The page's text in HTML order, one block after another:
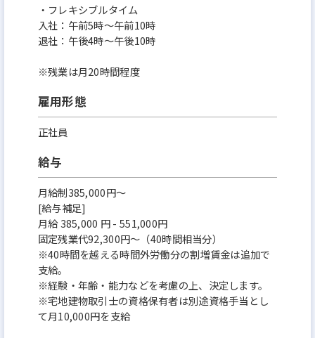
・フレキシブルタイム
入社：午前5時～午前10時
退社：午後4時～午後10時
※残業は月20時間程度
雇用形態
正社員
給与
月給制385,000円～
[給与補足]
月給 385,000 円 - 551,000円
固定残業代92,300円〜（40時間相当分）
※40時間を越える時間外労働分の割増賃金は追加で
支給。
※経験・年齢・能力などを考慮の上、決定します。
※宅地建物取引士の資格保有者は別途資格手当とし
て月10,000円を支給